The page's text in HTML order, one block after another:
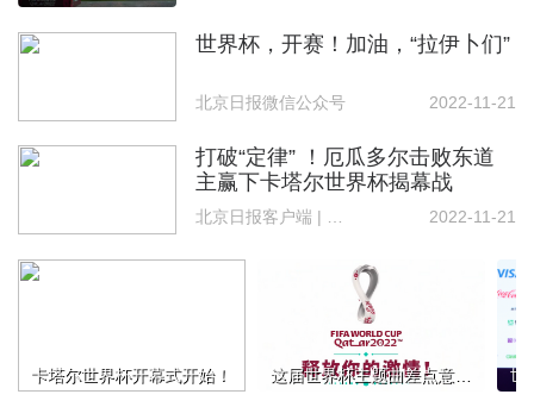
世界杯，开赛！加油，“拉伊卜们”
北京日报微信公众号 2022-11-21
打破“定律” ！厄瓜多尔击败东道
主赢下卡塔尔世界杯揭幕战
2022-11-21
卡塔尔世界杯开幕式开始！ 这届世界杯主题曲差点意思？网友：歌是晚上听的，蛋是早上下的